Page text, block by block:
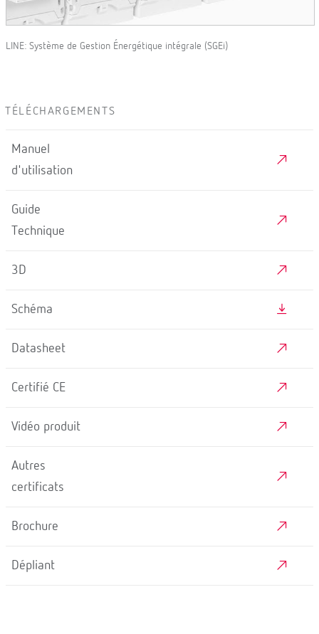
LINE: Système de Gestion Énergétique intégrale (SGEi)
TÉLÉCHARGEMENTS
Manuel
d'utilisation
Guide
Technique
3D
Schéma
Datasheet
Certifié CE
Vidéo produit
Autres
certificats
Brochure
Dépliant